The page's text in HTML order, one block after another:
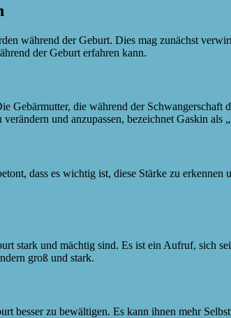
während der Geburt. Dies mag zunächst
der Geburt erfahren kann.
die während der Schwangerschaft
und anzupassen, bezeichnet Gaskin als
dass es wichtig ist, diese Stärke zu
stark und mächtig sind. Es ist ein Aufruf, sich
groß und stark.
besser zu bewältigen. Es kann ihnen mehr